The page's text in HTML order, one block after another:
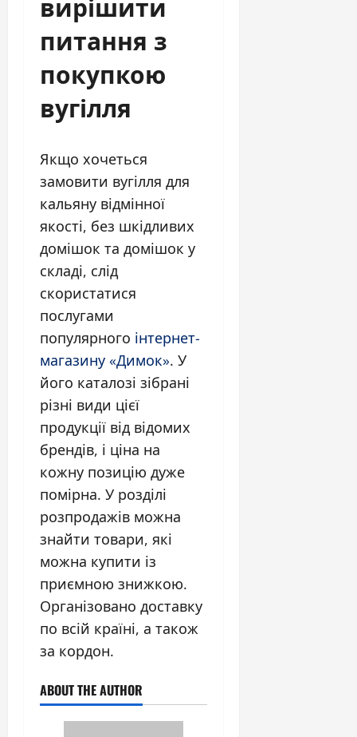
питання з
покупкою
вугілля
Якщо хочеться
замовити вугілля для
кальяну відмінної
якості, без шкідливих
домішок та домішок у
складі, слід
скористатися
послугами
популярного інтернет-
магазину «Димок». У
його каталозі зібрані
різні види цієї
продукції від відомих
брендів, і ціна на
кожну позицію дуже
помірна. У розділі
розпродажів можна
знайти товари, які
можна купити із
приємною знижкою.
Організовано доставку
по всій країні, а також
за кордон.
ABOUT THE AUTHOR